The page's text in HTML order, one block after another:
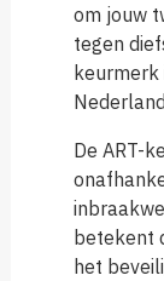
om jouw
tegen
keurmerk
De ART-
betekent
het